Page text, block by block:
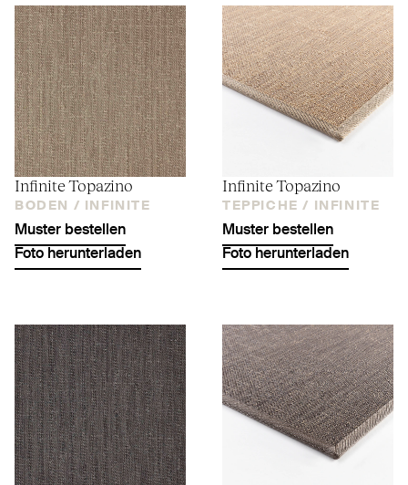
Infinite Topazino
BODEN / INFINITE
Muster bestellen
Foto herunterladen
Infinite Topazino
TEPPICHE / INFINITE
Muster bestellen
Foto herunterladen